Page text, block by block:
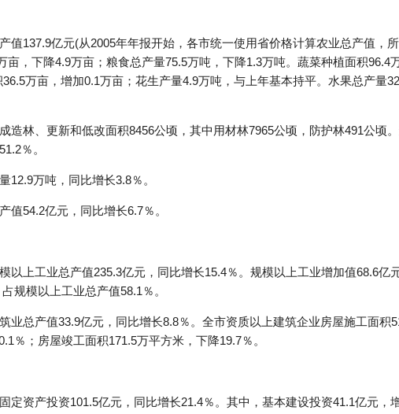
值137.9亿元(从2005年年报开始，各市统一使用省价格计算农业总产值，
亩，下降4.9万亩；粮食总产量75.5万吨，下降1.3万吨。蔬菜种植面积96.4
万亩，增加0.1万亩；花生产量4.9万吨，与上年基本持平。水果总产量
造林、更新和低改面积8456公顷，其中用材林7965公顷，防护林491公顷
％。
12.9万吨，同比增长3.8％。
值54.2亿元，同比增长6.7％。
以上工业总产值235.3亿元，同比增长15.4％。规模以上工业增加值68.6亿
规模以上工业总产值58.1％。
业总产值33.9亿元，同比增长8.8％。全市资质以上建筑企业房屋施工面积
％；房屋竣工面积171.5万平方米，下降19.7％。
定资产投资101.5亿元，同比增长21.4％。其中，基本建设投资41.1亿元，